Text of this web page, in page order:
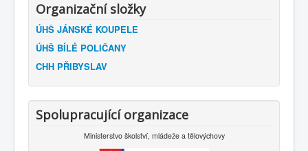
Organizační složky
ÚHŠ JÁNSKÉ KOUPELE
ÚHŠ BÍLÉ POLIČANY
CHH PŘIBYSLAV
Spolupracující organizace
Ministerstvo školství, mládeže a tělovýchovy